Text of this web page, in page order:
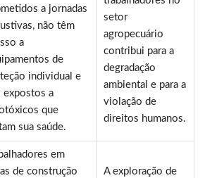
a jornadas
não têm
a
de
individual e
expostos a
que
sua saúde.
setor
agropecuário
contribui para a
degradação
ambiental e para a
violação de
direitos humanos.
em
de construção
A exploração de